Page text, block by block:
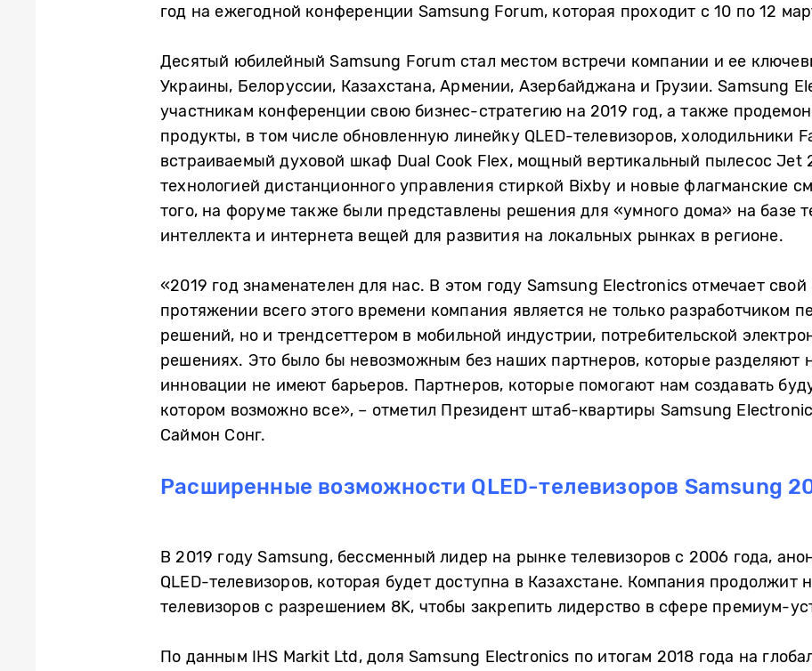
год на ежегодной конференции Samsung Forum, которая проходит с 10 по 12
Десятый юбилейный Samsung Forum стал местом встречи компании и ее
Украины, Белоруссии, Казахстана, Армении, Азербайджана и Грузии. Samsung
участникам конференции свою бизнес-стратегию на 2019 год, а также
продукты, в том числе обновленную линейку QLED-телевизоров, холодильники
встраиваемый духовой шкаф Dual Cook Flex, мощный вертикальный пылесос
технологией дистанционного управления стиркой Bixby и новые флагманские
того, на форуме также были представлены решения для «умного дома» на базе
интеллекта и интернета вещей для развития на локальных рынках в регионе.
«2019 год знаменателен для нас. В этом году Samsung Electronics отмечает
протяжении всего этого времени компания является не только разработчиком
решений, но и трендсеттером в мобильной индустрии, потребительской
решениях. Это было бы невозможным без наших партнеров, которые разделяют
инновации не имеют барьеров. Партнеров, которые помогают нам создавать
котором возможно все», – отметил Президент штаб-квартиры Samsung
Саймон Сонг.
Расширенные возможности QLED-телевизоров Samsung
В 2019 году Samsung, бессменный лидер на рынке телевизоров с 2006 года,
QLED-телевизоров, которая будет доступна в Казахстане. Компания продолжит
телевизоров с разрешением 8K, чтобы закрепить лидерство в сфере премиум-
По данным IHS Markit Ltd, доля Samsung Electronics по итогам 2018 года на